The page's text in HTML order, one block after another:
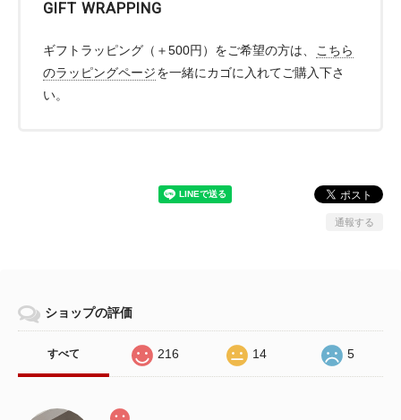
GIFT WRAPPING
ギフトラッピング（＋500円）をご希望の方は、
こちら
のラッピングページを一緒にカゴに入れてご購入下さ
い。
通報する
ショップの評価
すべて 216 14 5